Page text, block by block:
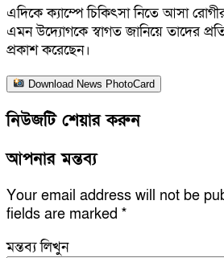
এদিকে ক্যাম্পে চিকিৎসা নিতে আসা
এমন উদ্যোগকে স্বাগত জানিয়ে তাদের
প্রকাশ করেছেন।
Download News PhotoCard
নিউজটি শেয়ার করুন
আপনার মন্তব্য
Your email address will not be
fields are marked *
মন্তব্য লিখুন